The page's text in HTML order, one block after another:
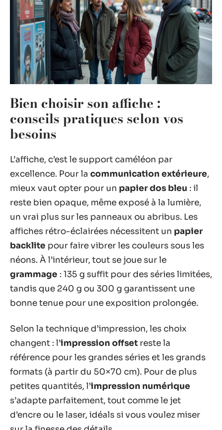
Bien choisir son affiche :
conseils pratiques selon vos
besoins
L’affiche, c’est le support caméléon par
excellence. Pour la communication extérieure,
mieux vaut opter pour un papier dos bleu : il
reste bien opaque, même exposé à la lumière,
un vrai plus sur les panneaux ou abribus. Les
affiches rétro-éclairées nécessitent un papier
backlite pour faire vibrer les couleurs sous les
néons. À l’intérieur, tout se joue sur le
grammage : 135 g suffit pour des séries limitées,
tandis que 240 g ou 300 g garantissent une
bonne tenue pour une exposition prolongée.
Selon la technique d’impression, les choix
changent : l’impression offset reste la
référence pour les grandes séries et les grands
formats (à partir du 50×70 cm). Pour de plus
petites quantités, l’impression numérique
s’adapte parfaitement, tout comme le jet
d’encre ou le laser, idéals si vous voulez miser